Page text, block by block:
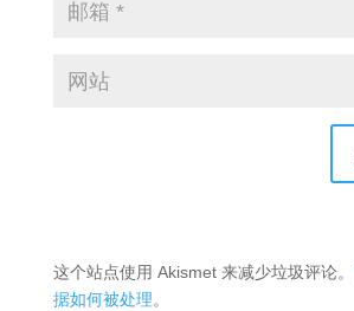
这个站点使用 Akismet 来减少垃圾评论。
据如何被处理。